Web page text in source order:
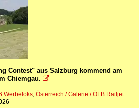
Contest" aus Salzburg kommend am
Chiemgau. 
Werbeloks, Österreich / Galerie / ÖFB Railjet